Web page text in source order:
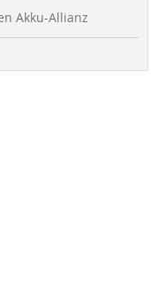
Akku-Allianz